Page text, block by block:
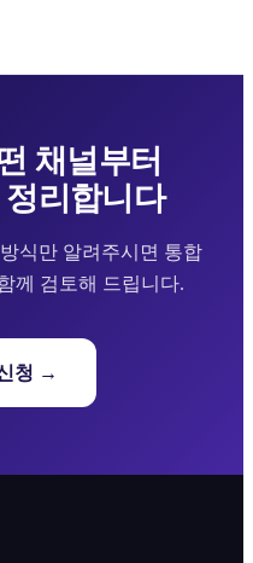
채널부터
리합니다
식만 알려주시면 통합
께 검토해 드립니다.
청 →